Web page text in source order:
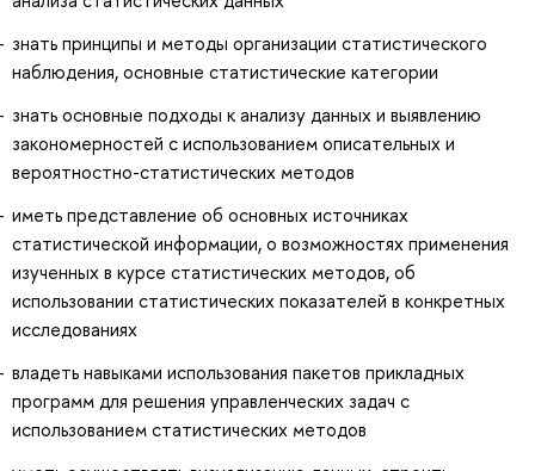
знать принципы и методы организации статистического
наблюдения, основные статистические категории
знать основные подходы к анализу данных и выявлению
закономерностей с использованием описательных и
вероятностно-статистических методов
иметь представление об основных источниках
статистической информации, о возможностях применения
изученных в курсе статистических методов, об
использовании статистических показателей в конкретных
исследованиях
владеть навыками использования пакетов прикладных
программ для решения управленческих задач с
использованием статистических методов